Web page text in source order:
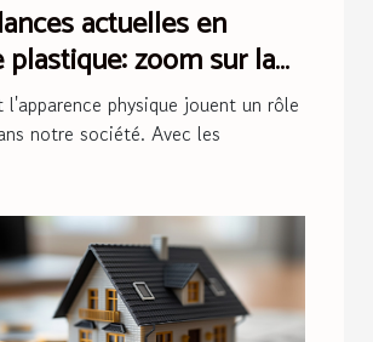
actuelles en
plastique: zoom sur la
HD
l'apparence physique jouent un rôle
notre société. Avec les